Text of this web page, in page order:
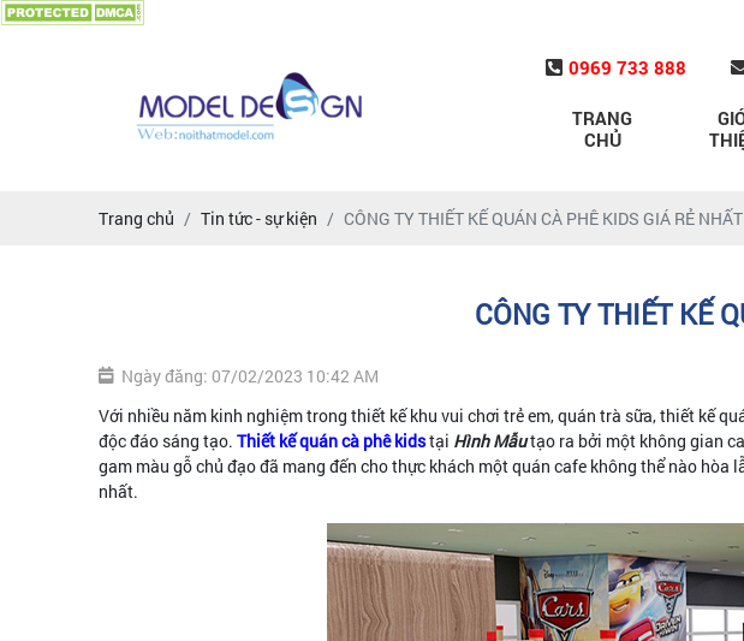
0969 733 888
TRANG
CHỦ
Trang chủ Tin tức - sự kiện CÔNG TY THIẾT KẾ QUÁN CÀ PHÊ KIDS GIÁ RẺ NHẤT
CÔNG TY THIẾT KẾ
Ngày đăng: 07/02/2023 10:42 AM
Với nhiều năm kinh nghiệm trong thiết kế khu vui chơi trẻ em, quán trà sữa, thiết kế
độc đáo sáng tạo. Thiết kế quán cà phê kidstại Hình Mẫutạo ra bởi một không gian
gam màu gỗ chủ đạo đã mang đến cho thực khách một quán cafe không thể nào hòa
nhất.